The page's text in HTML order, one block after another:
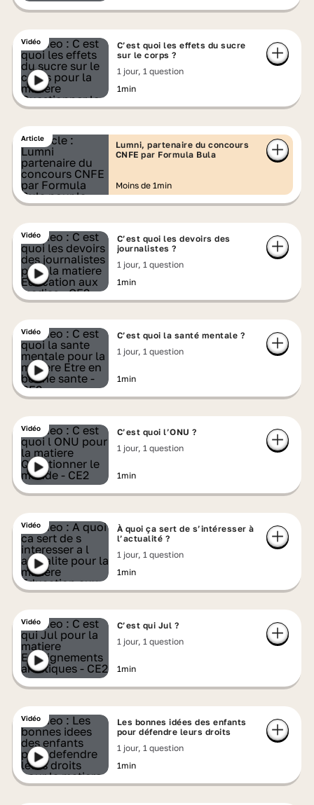
Vidéo
C’est quoi les effets du sucre
sur le corps ?
1 jour, 1 question
1min
Article
Lumni, partenaire du concours
CNFE par Formula Bula
Moins de 1min
Vidéo
C’est quoi les devoirs des
journalistes ?
1 jour, 1 question
1min
Vidéo
C’est quoi la santé mentale ?
1 jour, 1 question
1min
Vidéo
C’est quoi l’ONU ?
1 jour, 1 question
1min
Vidéo
À quoi ça sert de s’intéresser à
l’actualité ?
1 jour, 1 question
1min
Vidéo
C’est qui Jul ?
1 jour, 1 question
1min
Vidéo
Les bonnes idées des enfants
pour défendre leurs droits
1 jour, 1 question
1min